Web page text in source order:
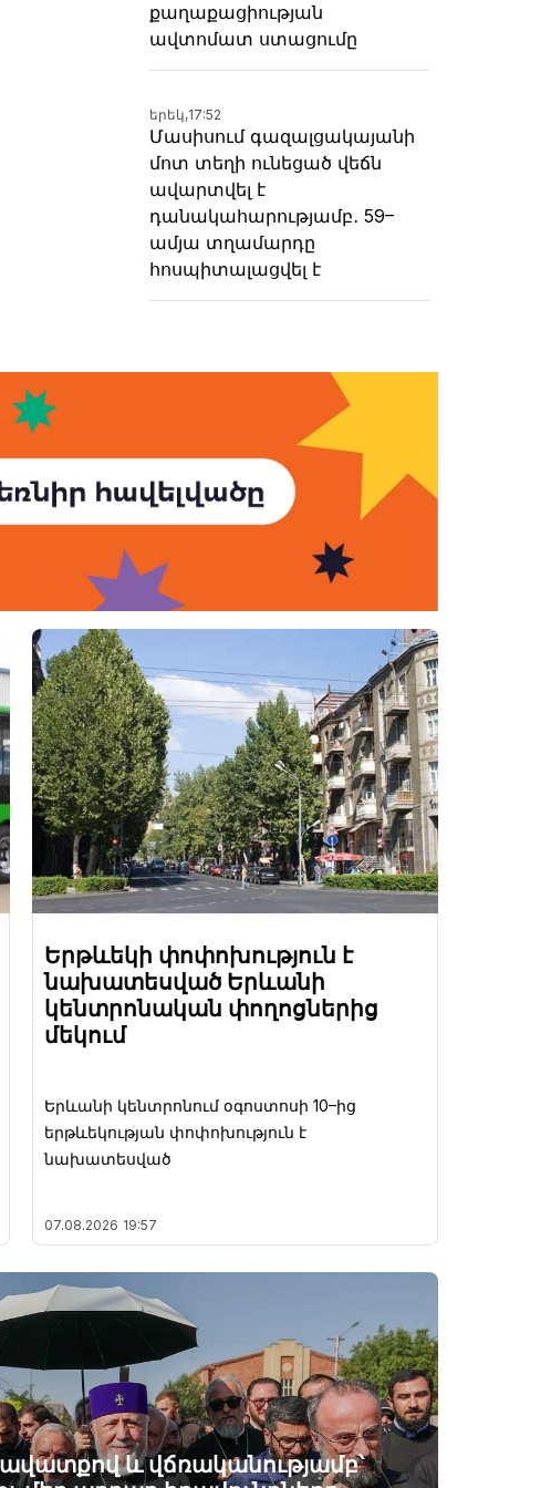
քաղաքացիության
ավտոմատ ստացումը
երեկ,17:52
Մասիսում գազալցակայանի
մոտ տեղի ունեցած վեճն
ավարտվել է
դանակահարությամբ․ 59–
ամյա տղամարդը
հոսպիտալացվել է
Երթևեկի փոփոխություն է
նախատեսված Երևանի
կենտրոնական փողոցներից
մեկում
Երևանի կենտրոնում օգոստոսի 10–ից
երթևեկության փոփոխություն է
նախատեսված
07.08.2026 19:57
և վճռականությամբ՝